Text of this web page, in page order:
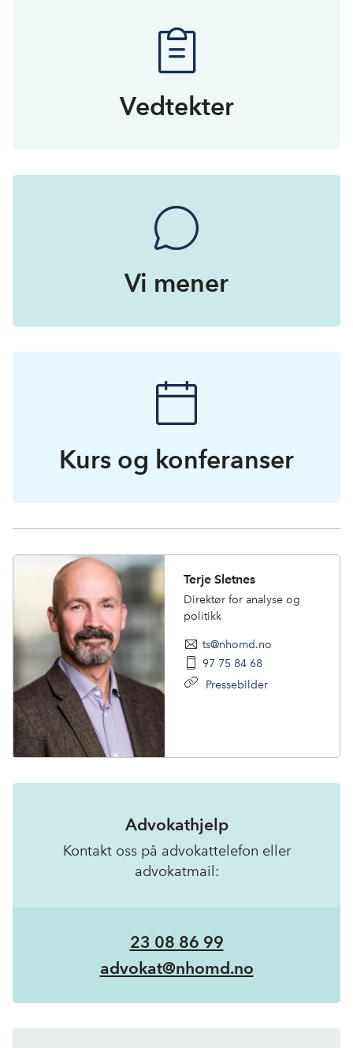
Vedtekter
Vi mener
Kurs og konferanser
Terje Sletnes
Direktør for analyse og
politikk
ts@nhomd.no
97 75 84 68
Pressebilder
Advokathjelp
Kontakt oss på advokattelefon eller
advokatmail:
23 08 86 99
advokat@nhomd.no